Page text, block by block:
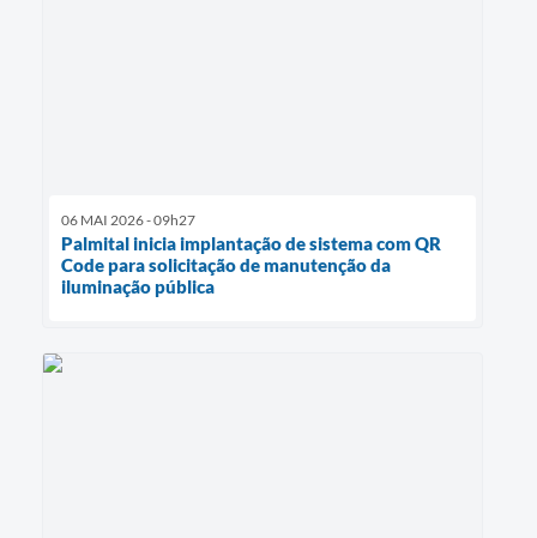
06 MAI 2026 - 09h27
Palmital inicia implantação de sistema com QR
Code para solicitação de manutenção da
iluminação pública